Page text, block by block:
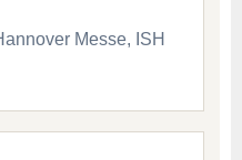
Messe, ISH